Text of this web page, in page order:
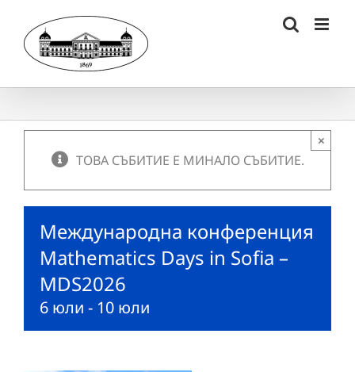
content
ТОВА СЪБИТИЕ Е МИНАЛО СЪБИТИЕ.
×
Международна конференция
Mathematics Days in Sofia –
MDS2026
6 юли - 10 юли